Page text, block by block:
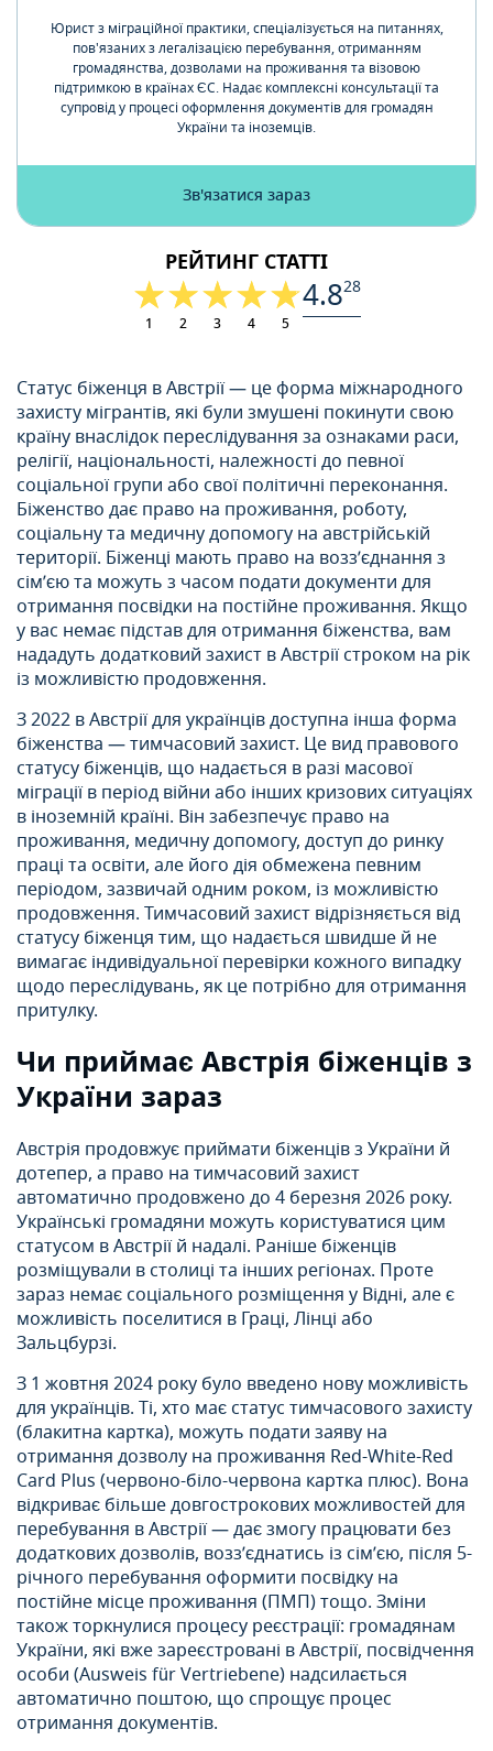
Юрист з міграційної практики, спеціалізується на питаннях,
пов'язаних з легалізацією перебування, отриманням
громадянства, дозволами на проживання та візовою
підтримкою в країнах ЄС. Надає комплексні консультації та
супровід у процесі оформлення документів для громадян
України та іноземців.
Зв'язатися зараз
РЕЙТИНГ СТАТТІ
1 2 3 4 5
4.828
Статус біженця в Австрії — це форма міжнародного
захисту мігрантів, які були змушені покинути свою
країну внаслідок переслідування за ознаками раси,
релігії, національності, належності до певної
соціальної групи або свої політичні переконання.
Біженство дає право на проживання, роботу,
соціальну та медичну допомогу на австрійській
території. Біженці мають право на возз’єднання з
сім’єю та можуть з часом подати документи для
отримання посвідки на постійне проживання. Якщо
у вас немає підстав для отримання біженства, вам
нададуть додатковий захист в Австрії строком на рік
із можливістю продовження.
З 2022 в Австрії для українців доступна інша форма
біженства — тимчасовий захист. Це вид правового
статусу біженців, що надається в разі масової
міграції в період війни або інших кризових ситуаціях
в іноземній країні. Він забезпечує право на
проживання, медичну допомогу, доступ до ринку
праці та освіти, але його дія обмежена певним
періодом, зазвичай одним роком, із можливістю
продовження. Тимчасовий захист відрізняється від
статусу біженця тим, що надається швидше й не
вимагає індивідуальної перевірки кожного випадку
щодо переслідувань, як це потрібно для отримання
притулку.
Чи приймає Австрія біженців з
України зараз
Австрія продовжує приймати біженців з України й
дотепер, а право на тимчасовий захист
автоматично продовжено до 4 березня 2026 року.
Українські громадяни можуть користуватися цим
статусом в Австрії й надалі. Раніше біженців
розміщували в столиці та інших регіонах. Проте
зараз немає соціального розміщення у Відні, але є
можливість поселитися в Граці, Лінці або
Зальцбурзі.
З 1 жовтня 2024 року було введено нову можливість
для українців. Ті, хто має статус тимчасового захисту
(блакитна картка), можуть подати заяву на
отримання дозволу на проживання Red-White-Red
Card Plus (червоно-біло-червона картка плюс). Вона
відкриває більше довгострокових можливостей для
перебування в Австрії — дає змогу працювати без
додаткових дозволів, возз’єднатись із сім’єю, після 5-
річного перебування оформити посвідку на
постійне місце проживання (ПМП) тощо. Зміни
також торкнулися процесу реєстрації: громадянам
України, які вже зареєстровані в Австрії, посвідчення
особи (Ausweis für Vertriebene) надсилається
автоматично поштою, що спрощує процес
отримання документів.